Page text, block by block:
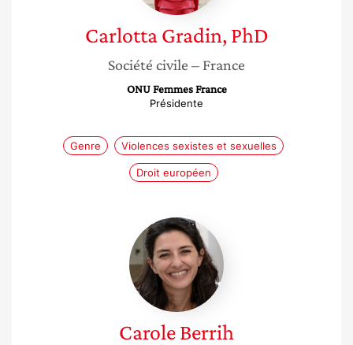
Carlotta Gradin, PhD
Société civile – France
ONU Femmes France
Présidente
Genre Violences sexistes et sexuelles
Droit européen
Carole
Berrih
CaroleBerrih